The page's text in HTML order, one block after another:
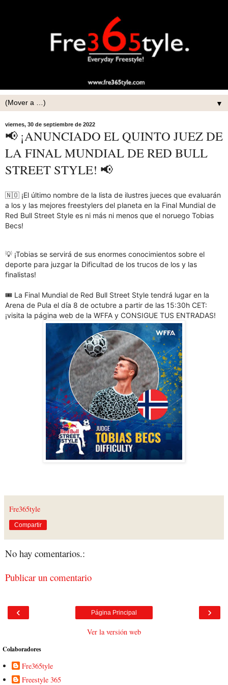
▼
viernes, 30 de septiembre de 2022
📢 ¡ANUNCIADO EL QUINTO JUEZ DE
LA FINAL MUNDIAL DE RED BULL
STREET STYLE! 📢
🇳🇴 ¡El último nombre de la lista de ilustres jueces que evaluarán
a los y las mejores freestylers del planeta en la Final Mundial de
Red Bull Street Style es ni más ni menos que el noruego Tobias
Becs!
💡 ¡Tobias se servirá de sus enormes conocimientos sobre el
deporte para juzgar la Dificultad de los trucos de los y las
finalistas!
🎟 La Final Mundial de Red Bull Street Style tendrá lugar en la
Arena de Pula el día 8 de octubre a partir de las 15:30h CET:
¡visita la página web de la WFFA y CONSIGUE TUS ENTRADAS!
Fre365tyle
Compartir
No hay comentarios.:
Publicar un comentario
‹ ›
Página Principal
Ver la versión web
Colaboradores
Fre365tyle
Freestyle 365